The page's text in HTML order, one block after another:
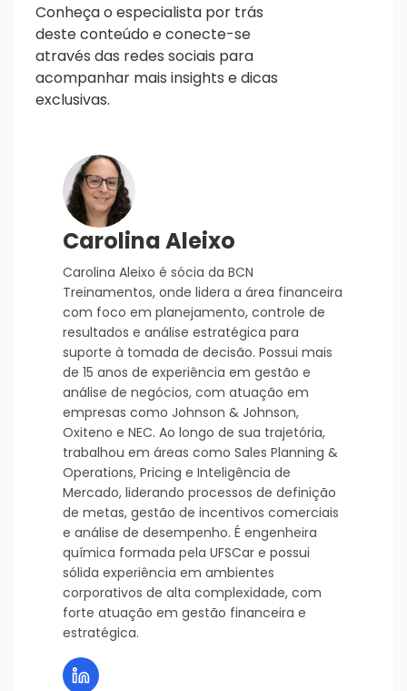
Conheça o especialista por trás
deste conteúdo e conecte-se
através das redes sociais para
acompanhar mais insights e dicas
exclusivas.
Carolina Aleixo
Carolina Aleixo é sócia da BCN
Treinamentos, onde lidera a área financeira
com foco em planejamento, controle de
resultados e análise estratégica para
suporte à tomada de decisão. Possui mais
de 15 anos de experiência em gestão e
análise de negócios, com atuação em
empresas como Johnson & Johnson,
Oxiteno e NEC. Ao longo de sua trajetória,
trabalhou em áreas como Sales Planning &
Operations, Pricing e Inteligência de
Mercado, liderando processos de definição
de metas, gestão de incentivos comerciais
e análise de desempenho. É engenheira
química formada pela UFSCar e possui
sólida experiência em ambientes
corporativos de alta complexidade, com
forte atuação em gestão financeira e
estratégica.